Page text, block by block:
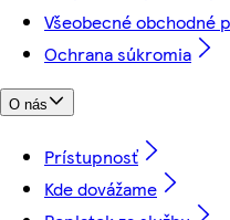
Všeobecné obchodné
Ochrana súkromia
O nás
Prístupnosť
Kde dovážame